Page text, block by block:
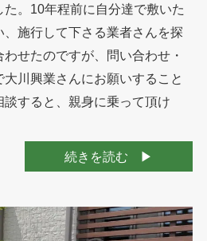
。10年程前に自分達で敷いた
、施行して下さる業者さんを探
せたのですが、問い合わせ・
川興業さんにお願いすること
すると、親身に乗って頂け
続きを読む